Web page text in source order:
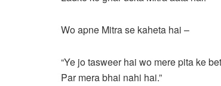
Wo apne Mitra se kaheta hai –
“Ye jo tasweer hai wo mere pita ke
Par mera bhai nahi hai.”